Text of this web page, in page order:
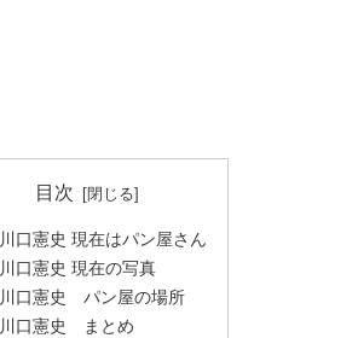
目次
川口憲史 現在はパン屋さん
川口憲史 現在の写真
川口憲史 パン屋の場所
川口憲史 まとめ